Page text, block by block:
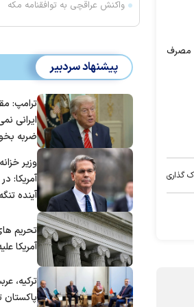
و مصرف
گذاری
واکنش عراقچی به توافقنامه مکه
پیشنهاد سردبیر
ترامپ:
ایرانی
ضربه
توافق
وزیر
آمریکا:
آینده
شد
تحریم
آمریکا
ترکیه،
پاکستان